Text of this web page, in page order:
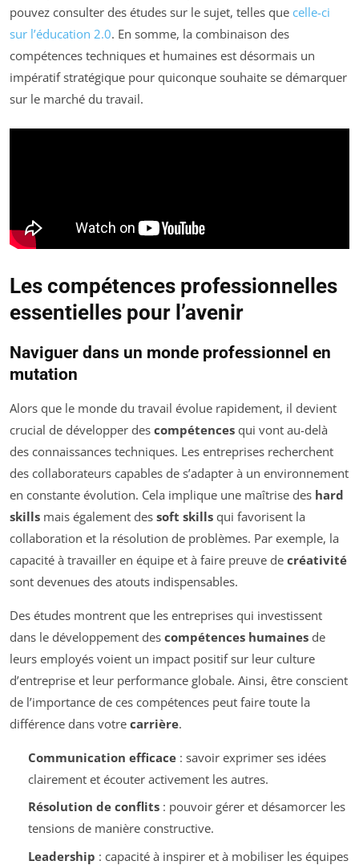
pouvez consulter des études sur le sujet, telles que celle-ci
sur l’éducation 2.0. En somme, la combinaison des
compétences techniques et humaines est désormais un
impératif stratégique pour quiconque souhaite se démarquer
sur le marché du travail.
Les compétences professionnelles
essentielles pour l’avenir
Naviguer dans un monde professionnel en
mutation
Alors que le monde du travail évolue rapidement, il devient
crucial de développer des compétences qui vont au-delà
des connaissances techniques. Les entreprises recherchent
des collaborateurs capables de s’adapter à un environnement
en constante évolution. Cela implique une maîtrise des hard
skills mais également des soft skills qui favorisent la
collaboration et la résolution de problèmes. Par exemple, la
capacité à travailler en équipe et à faire preuve de créativité
sont devenues des atouts indispensables.
Des études montrent que les entreprises qui investissent
dans le développement des compétences humaines de
leurs employés voient un impact positif sur leur culture
d’entreprise et leur performance globale. Ainsi, être conscient
de l’importance de ces compétences peut faire toute la
différence dans votre carrière.
Communication efficace: savoir exprimer ses idées
clairement et écouter activement les autres.
Résolution de conflits: pouvoir gérer et désamorcer les
tensions de manière constructive.
Leadership : capacité à inspirer et à mobiliser les équipes